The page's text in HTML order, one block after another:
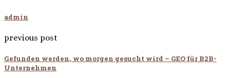
admin
previous post
Gefunden werden, wo morgen gesucht wird – GEO für B2B-
Unternehmen